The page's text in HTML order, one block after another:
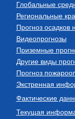
Глобальные
Региональные
Прогноз осадков
Видеопрогнозы
Приземные
Другие виды
Прогноз
Экстренная
Фактические
Текущая